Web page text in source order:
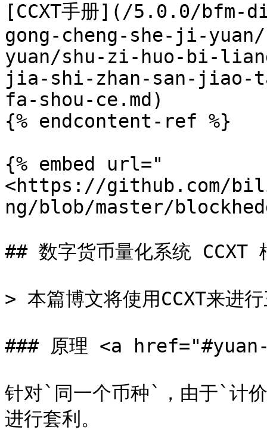
[CCXT手册](/5.0.0/bfm-
gong-cheng-she-ji-
yuan/shu-zi-huo-bi-
jia-shi-zhan-san-jiao-
fa-shou-ce.md)
{% endcontent-ref %}
{% embed url="
<https://github.com/
ng/blob/master/
## 数字货币量化系统 CCXT
> 本篇博文将使用CCXT来进
### 原理 <a
针对`同一个币种`，由于`计
进行套利。